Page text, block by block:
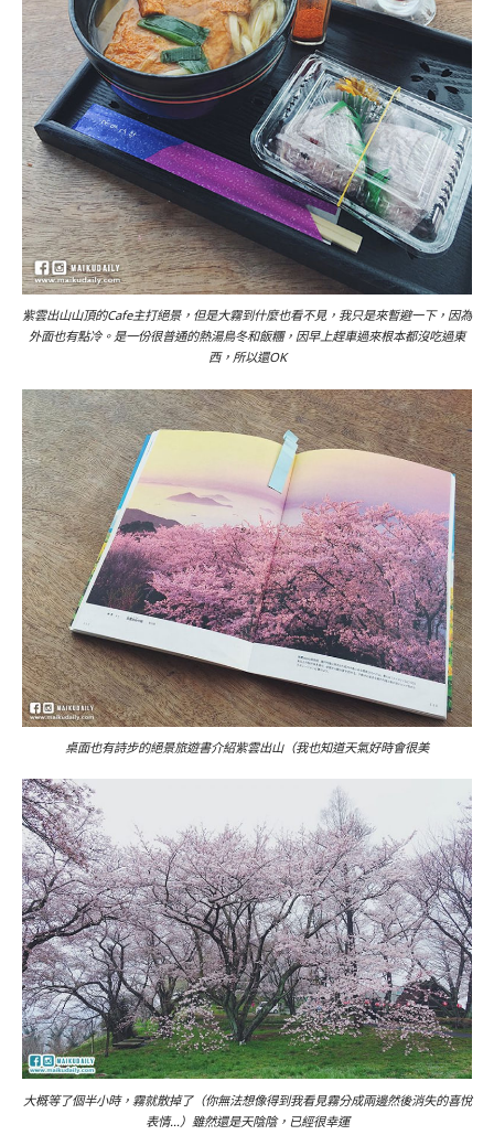
紫雲出山山頂的Cafe主打絕景，但是大霧到什麼也看不見，我只是來暫避一下，因為
外面也有點冷。是一份很普通的熱湯鳥冬和飯糰，因早上趕車過來根本都沒吃過東
西，所以還OK
桌面也有詩步的絕景旅遊書介紹紫雲出山（我也知道天氣好時會很美
大概等了個半小時，霧就散掉了（你無法想像得到我看見霧分成兩邊然後消失的喜悅
表情…）雖然還是天陰陰，已經很幸運